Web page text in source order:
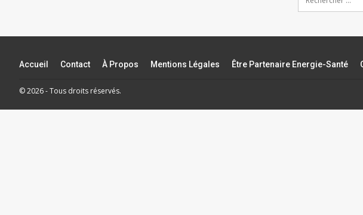
Accueil Contact À Propos Mentions Légales Être Partenaire Energie-Santé
© 2026 - Tous droits réservés.